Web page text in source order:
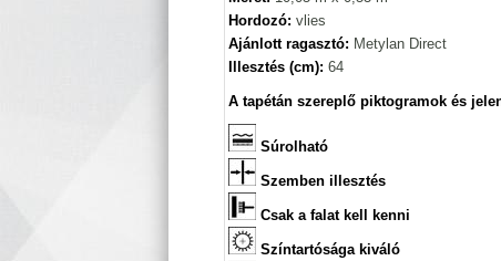
Hordozó: vlies
Ajánlott ragasztó: Metylan Direct
Illesztés (cm): 64
A tapétán szereplő piktogramok és
Súrolható
Szemben illesztés
Csak a falat kell kenni
Színtartósága kiváló